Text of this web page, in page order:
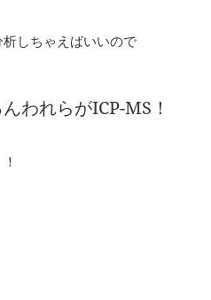
しちゃえばいいので
われらがICP-MS！